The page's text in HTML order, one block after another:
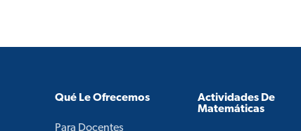
Qué Le Ofrecemos
Para Docentes
Actividades De
Matemáticas